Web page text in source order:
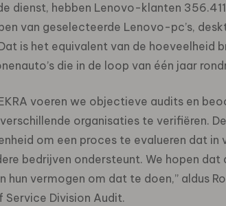
dienst, hebben Lenovo-klanten
van geselecteerde Lenovo-pc’s,
is het equivalent van de hoeveelheid
die in de loop van één jaar
voeren we objectieve audits en
organisaties te verifiëren.
om een proces te evalueren dat in
bedrijven ondersteunt. We hopen dat
vermogen om dat te doen,” aldus
Service Division Audit.